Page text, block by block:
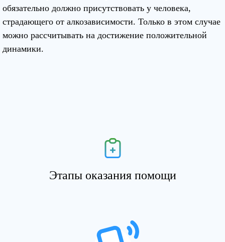
обязательно должно присутствовать у человека,
страдающего от алкозависимости. Только в этом случае
можно рассчитывать на достижение положительной
динамики.
Этапы оказания помощи